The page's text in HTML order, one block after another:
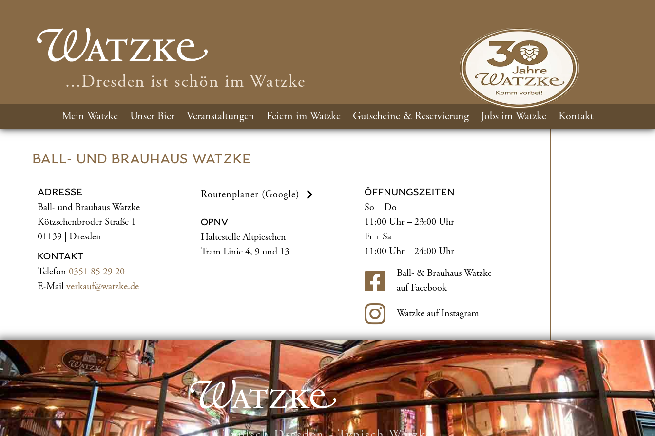
...Dresden ist schön im Watzke
Mein Watzke Unser Bier Veranstaltungen Feiern im Watzke Gutscheine & Reservierung Jobs im Watzke Kontakt
BALL- UND­ BRAUHAUS WATZKE
ADRESSE
Ball- und­ Brauhaus Watzke
Kötzschenbroder Straße 1
01139 | Dresden
KONTAKT
Telefon 0351 85 29 20
E-Mail verkauf@watzke.de
Routenplaner (Google)
ÖPNV
Haltestelle Altpieschen
Tram Linie 4, 9 und 13
ÖFFNUNGSZEITEN
So – Do
11:00 Uhr – 23:00 Uhr
Fr + Sa
11:00 Uhr – 24:00 Uhr
Ball- & Brauhaus Watzke
auf Facebook
Watzke auf Instagram